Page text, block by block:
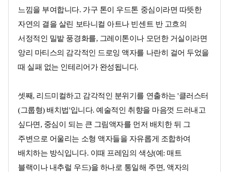
느낌을 부여합니다. 가구 톤이 우드톤 중심이라면 따뜻한
자연의 결을 살린 보타니컬 아트나 빈센트 반 고흐의
서정적인 밀밭 풍경화를, 그레이톤이나 모던한 거실이라면
앙리 마티스의 감각적인 드로잉 액자를 나란히 걸어 두었을
때 실패 없는 인테리어가 완성됩니다.
셋째, 리드미컬하고 감각적인 분위기를 연출하는 '클러스터
(그룹형) 배치법'입니다. 예술적인 취향을 마음껏 드러내고
싶다면, 중심이 되는 큰 그림액자를 먼저 배치한 뒤 그
주변으로 어울리는 소형 액자들을 자유롭게 조합하여
배치하는 방식입니다. 이때 프레임의 색상(예: 매트
블랙이나 내추럴 우드)을 하나로 통일해 주면, 액자의